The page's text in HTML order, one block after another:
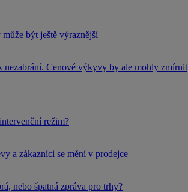
být ještě výraznější
nezabrání. Cenové výkyvy by ale mohly zmírnit
režim?
a zákazníci se mění v prodejce
nebo špatná zpráva pro trhy?